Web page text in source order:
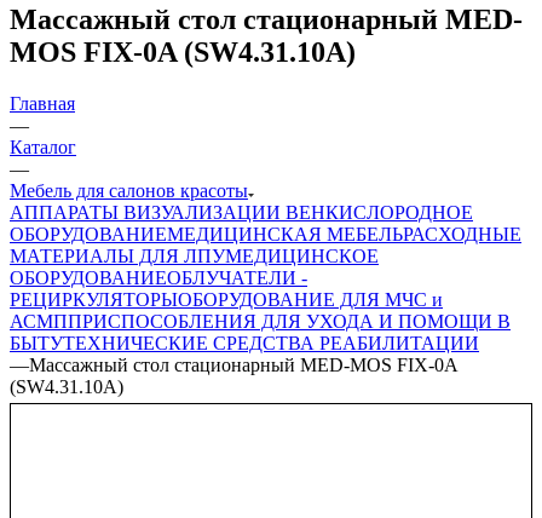
Массажный стол стационарный MED-
MOS FIX-0A (SW4.31.10A)
Главная
—
Каталог
—
Мебель для салонов красоты
АППАРАТЫ ВИЗУАЛИЗАЦИИ ВЕНКИСЛОРОДНОЕ
ОБОРУДОВАНИЕМЕДИЦИНСКАЯ МЕБЕЛЬРАСХОДНЫЕ
МАТЕРИАЛЫ ДЛЯ ЛПУМЕДИЦИНСКОЕ
ОБОРУДОВАНИЕОБЛУЧАТЕЛИ -
РЕЦИРКУЛЯТОРЫОБОРУДОВАНИЕ ДЛЯ МЧС и
АСМППРИСПОСОБЛЕНИЯ ДЛЯ УХОДА И ПОМОЩИ В
БЫТУТЕХНИЧЕСКИЕ СРЕДСТВА РЕАБИЛИТАЦИИ
—Массажный стол стационарный MED-MOS FIX-0A
(SW4.31.10A)